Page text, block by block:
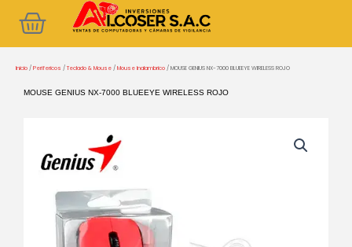
Cart
Inicio / Perifericos / Teclado & Mouse / Mouse Inalambrico / MOUSE GENIUS NX-7000 BLUEEYE WIRELESS ROJO
MOUSE GENIUS NX-7000 BLUEEYE WIRELESS ROJO